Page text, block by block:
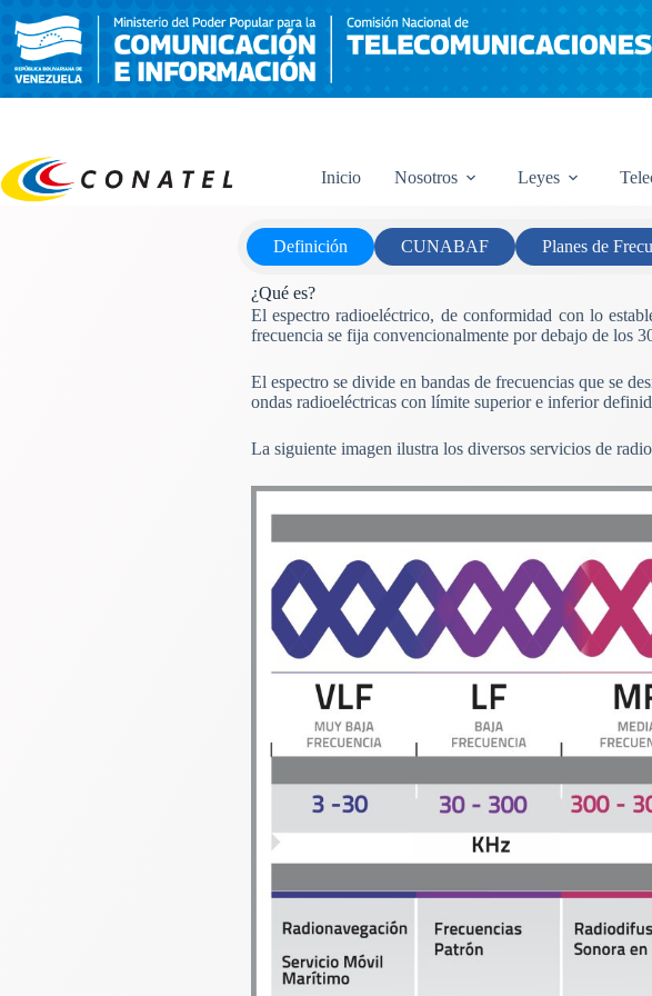
contenido
Inicio Nosotros Leyes
Definición CUNABAF Planes de
¿Qué es?
El espectro radioeléctrico, de conformidad con lo
frecuencia se fija convencionalmente por debajo de los
El espectro se divide en bandas de frecuencias que se
ondas radioeléctricas con límite superior e inferior
La siguiente imagen ilustra los diversos servicios de